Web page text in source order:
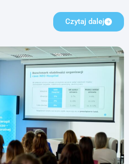
Czytaj dalej